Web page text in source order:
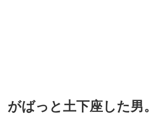
ばっと土下座した男。